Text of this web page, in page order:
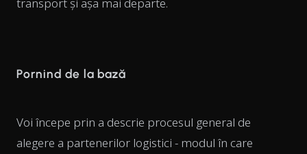
Pornind de la bază
Voi începe prin a descrie procesul general de
alegere a partenerilor logistici - modul în care